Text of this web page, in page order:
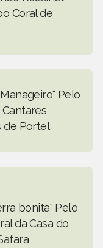
Coral de
Pelo
de Portel
bonita" Pelo
da Casa do